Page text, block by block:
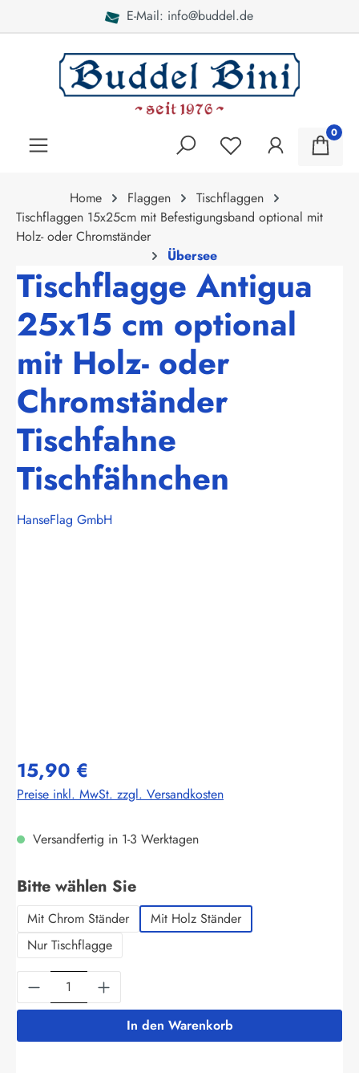
E-Mail: info@buddel.de
0
Home Flaggen
Tischflaggen
Tischflaggen 15x25cm mit Befestigungsband optional mit
Holz- oder Chromständer
Übersee
Tischflagge Antigua
25x15 cm optional
mit Holz- oder
Chromständer
Tischfahne
Tischfähnchen
HanseFlag GmbH
15,90 €
Preise inkl. MwSt. zzgl. Versandkosten
Versandfertig in 1-3 Werktagen
Bitte wählen Sieauswählen
Mit Chrom Ständer
Mit Holz Ständer
Nur Tischflagge
Produkt Anzahl: Gib den gewünschten
In den Warenkorb